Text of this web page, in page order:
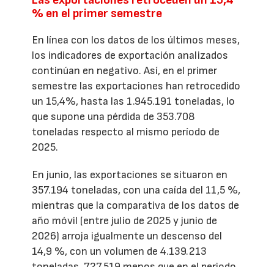
% en el primer semestre
En línea con los datos de los últimos meses,
los indicadores de exportación analizados
continúan en negativo. Así, en el primer
semestre las exportaciones han retrocedido
un 15,4%, hasta las 1.945.191 toneladas, lo
que supone una pérdida de 353.708
toneladas respecto al mismo período de
2025.
En junio, las exportaciones se situaron en
357.194 toneladas, con una caída del 11,5 %,
mientras que la comparativa de los datos de
año móvil (entre julio de 2025 y junio de
2026) arroja igualmente un descenso del
14,9 %, con un volumen de 4.139.213